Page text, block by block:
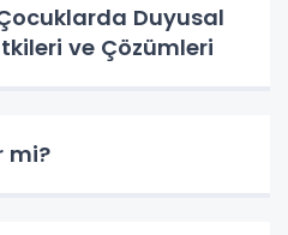
Duyusal
ve Çözümleri
mi?